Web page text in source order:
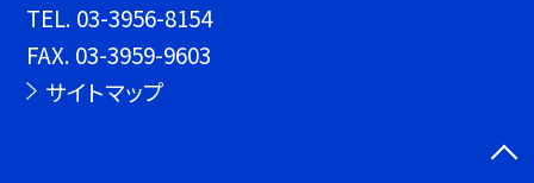
TEL. 03-3956-8154
FAX. 03-3959-9603
サイトマップ